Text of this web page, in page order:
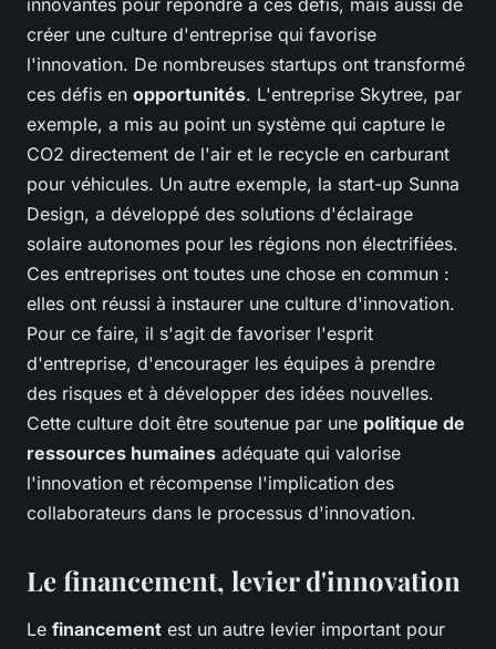
innovantes pour répondre à ces défis, mais aussi de
créer une culture d'entreprise qui favorise
l'innovation. De nombreuses startups ont transformé
ces défis en opportunités. L'entreprise Skytree, par
exemple, a mis au point un système qui capture le
CO2 directement de l'air et le recycle en carburant
pour véhicules. Un autre exemple, la start-up Sunna
Design, a développé des solutions d'éclairage
solaire autonomes pour les régions non électrifiées.
Ces entreprises ont toutes une chose en commun :
elles ont réussi à instaurer une culture d'innovation.
Pour ce faire, il s'agit de favoriser l'esprit
d'entreprise, d'encourager les équipes à prendre
des risques et à développer des idées nouvelles.
Cette culture doit être soutenue par une politique de
ressources humaines adéquate qui valorise
l'innovation et récompense l'implication des
collaborateurs dans le processus d'innovation.
Le financement, levier d'innovation
Le financement est un autre levier important pour